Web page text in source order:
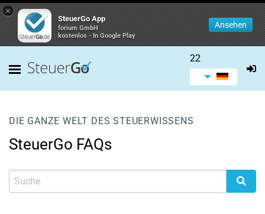
×
SteuerGo App
forium GmbH
kostenlos - In Google Play
Ansehen
22
DIE GANZE WELT DES STEUERWISSENS
SteuerGo FAQs